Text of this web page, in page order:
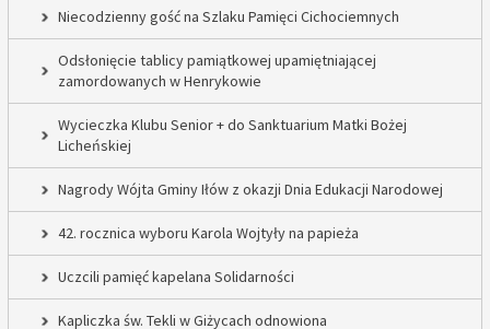
Niecodzienny gość na Szlaku Pamięci Cichociemnych
Odsłonięcie tablicy pamiątkowej upamiętniającej
zamordowanych w Henrykowie
Wycieczka Klubu Senior + do Sanktuarium Matki Bożej
Licheńskiej
Nagrody Wójta Gminy Iłów z okazji Dnia Edukacji Narodowej
42. rocznica wyboru Karola Wojtyły na papieża
Uczcili pamięć kapelana Solidarności
Kapliczka św. Tekli w Giżycach odnowiona